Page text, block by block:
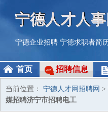
宁德人才人
宁德企业招聘 宁德求职者简
首页 招聘信息
当前位置： 宁德人才网招聘网 >
媒招聘济宁市招聘电工